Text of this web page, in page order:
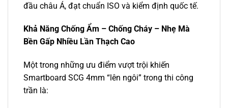
đầu châu Á, đạt chuẩn ISO và kiểm định quốc tế.
Khả Năng Chống Ẩm – Chống Cháy – Nhẹ Mà
Bền Gấp Nhiều Lần Thạch Cao
Một trong những ưu điểm vượt trội khiến
Smartboard SCG 4mm “lên ngôi” trong thi công
trần là: